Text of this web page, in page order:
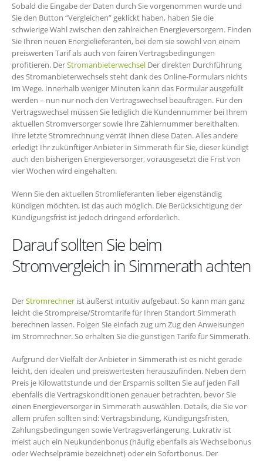
Sobald die Eingabe der Daten durch Sie vorgenommen wurde und
Sie den Button “Vergleichen” geklickt haben, haben Sie die
schwierige Wahl zwischen den zahlreichen Energieversorgern. Finden
Sie Ihren neuen Energielieferanten, bei dem sie sowohl von einem
preiswerten Tarif als auch von fairen Vertragsbedingungen
profitieren. DerStromanbieterwechsel Der direkten Durchführung
des Stromanbieterwechsels steht dank des Online-Formulars nichts
im Wege. Innerhalb weniger Minuten kann das Formular ausgefüllt
werden – nun nur noch den Vertragswechsel beauftragen. Für den
Vertragswechsel müssen Sie lediglich die Kundennummer bei Ihrem
aktuellen Stromversorger sowie Ihre Zählernummer bereithalten.
Ihre letzte Stromrechnung verrät Ihnen diese Daten. Alles andere
erledigt Ihr zukünftiger Anbieter in Simmerath für Sie, dieser kündigt
auch den bisherigen Energieversorger, vorausgesetzt die Frist von
vier Wochen wird eingehalten.
Wenn Sie den aktuellen Stromlieferanten lieber eigenständig
kündigen möchten, ist das auch möglich. Die Berücksichtigung der
Kündigungsfrist ist jedoch dringend erforderlich.
Darauf sollten Sie beim
Stromvergleich in Simmerath achten
DerStromrechner ist äußerst intuitiv aufgebaut. So kann man ganz
leicht die Strompreise/Stromtarife für Ihren Standort Simmerath
berechnen lassen. Folgen Sie einfach zug um Zug den Anweisungen
im Stromrechner. So erhalten Sie die günstigen Tarife für Simmerath.
Aufgrund der Vielfalt der Anbieter in Simmerath ist es nicht gerade
leicht, den idealen und preiswertesten herauszufinden. Neben dem
Preis je Kilowattstunde und der Ersparnis sollten Sie auf jeden Fall
ebenfalls die Vertragskonditionen genauer betrachten, bevor Sie
einen Energieversorger in Simmerath auswählen. Details, die Sie vor
allem prüfen sollten sind: Vertragsbindung, Kündigungsfristen,
Zahlungsbedingungen sowie Vertragsverlängerung. Lukrativ ist
meist auch ein Neukundenbonus (häufig ebenfalls als Wechselbonus
oder Wechselprämie bezeichnet) oder ein Sofortbonus. Der